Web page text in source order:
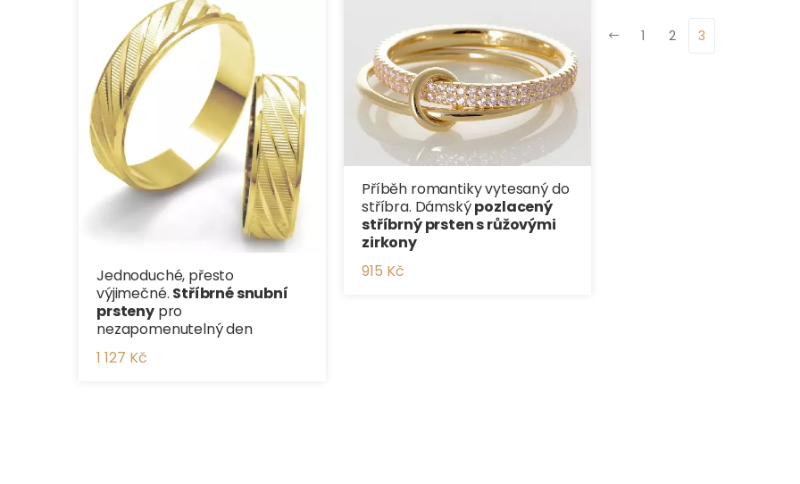
Jednoduché, přesto
výjimečné. Stříbrné snubní
prstenypro
nezapomenutelný den
1 127 Kč
Příběh romantiky vytesaný do
stříbra. Dámskýpozlacený
stříbrný prsten s růžovými
zirkony
915 Kč
1 2 3